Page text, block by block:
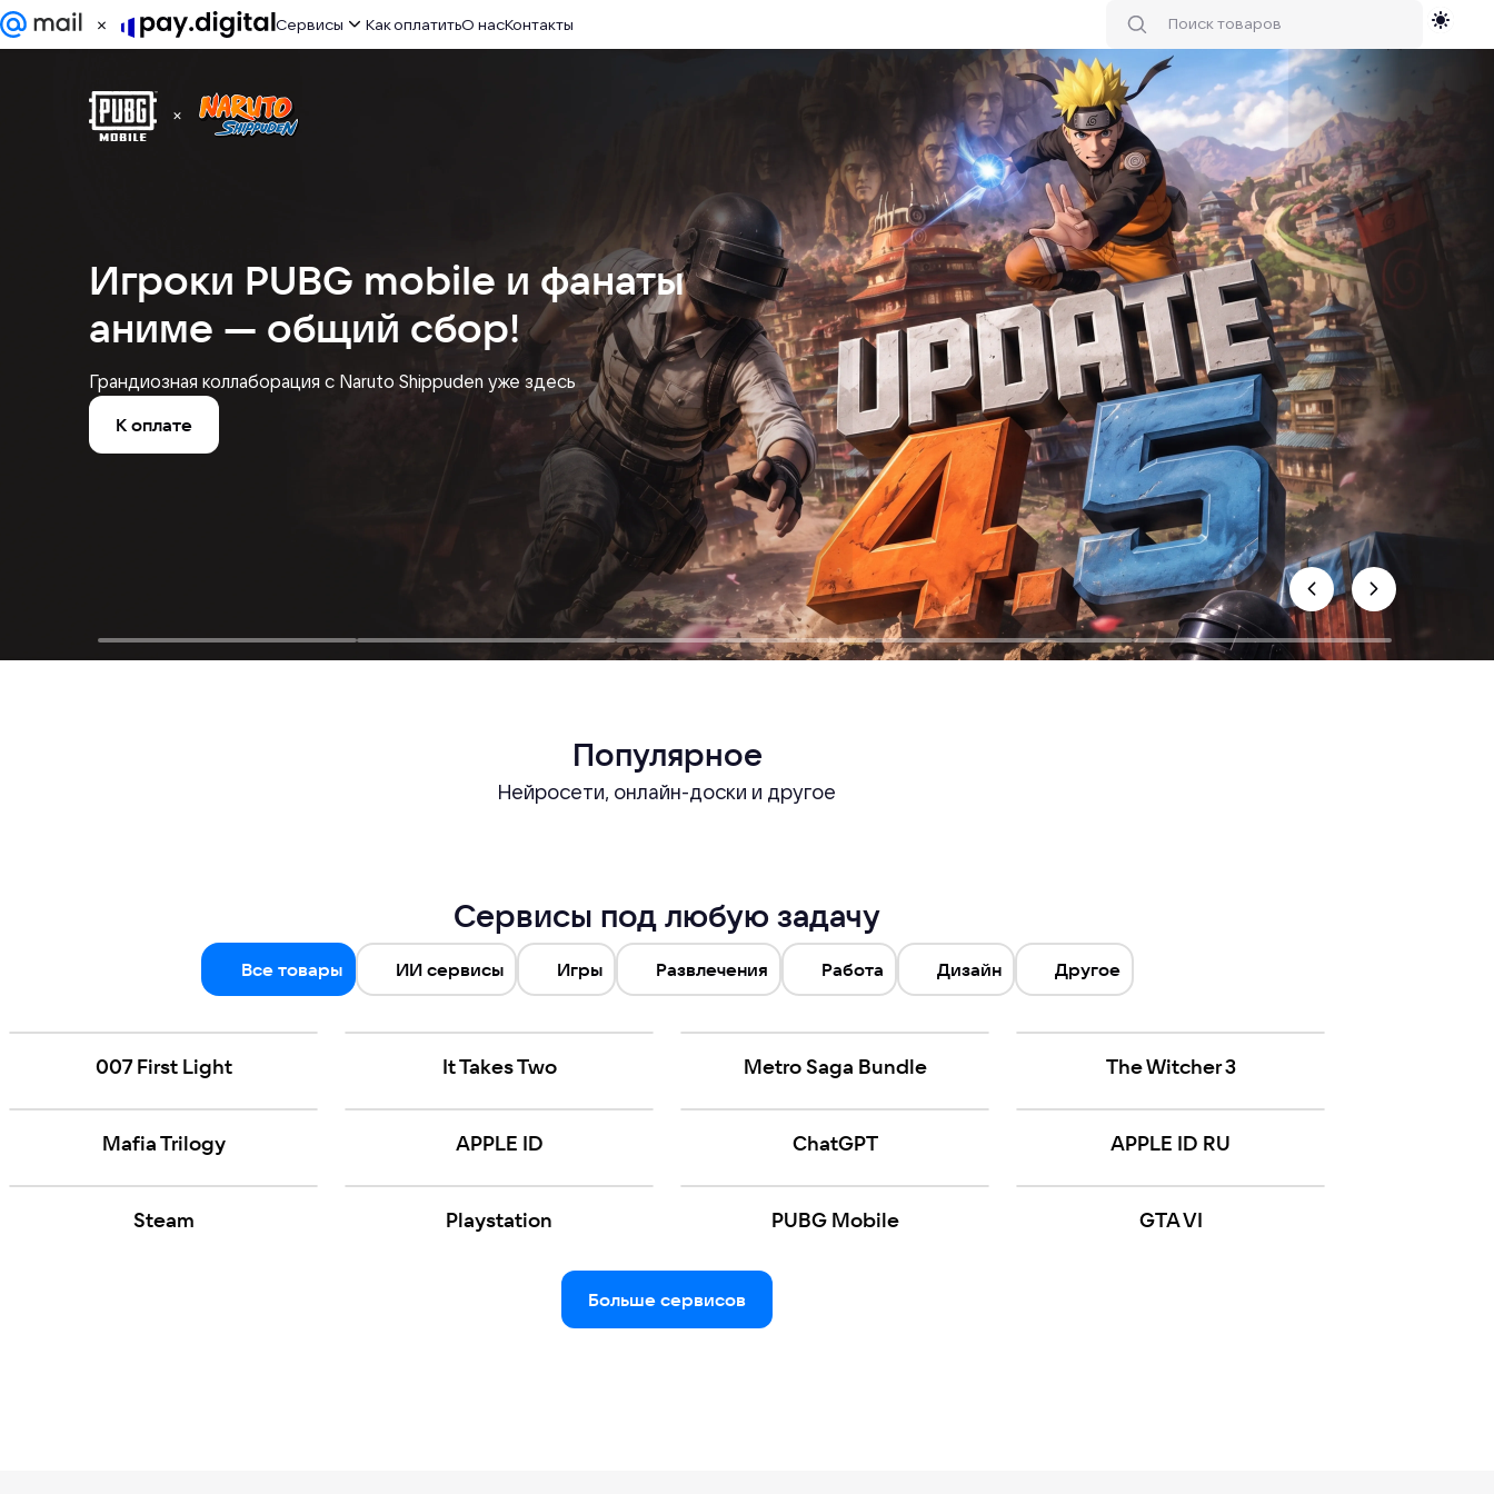
Сервисы
Дизайн
Другое
Как оплатитьО насКонтакты
Игроки PUBG mobile и фанаты
аниме — общий сбор!
Грандиозная коллаборация с Naruto Shippuden уже здесь
К оплате
Популярное
Нейросети, онлайн-доски и другое
Сервисы под любую задачу
Все товары ИИ сервисы Игры Развлечения Работа Дизайн Другое
007 First Light It Takes Two Metro Saga Bundle The Witcher 3
Mafia Trilogy APPLE ID ChatGPT APPLE ID RU
Steam Playstation PUBG Mobile GTA VI
Больше сервисов